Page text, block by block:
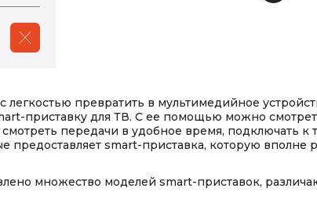
превратить в мультимедийное
приставку для ТВ. С ее помощью можно
передачи в удобное время, подключать
предоставляет smart-приставка, которую вполне
множество моделей smart-приставок,